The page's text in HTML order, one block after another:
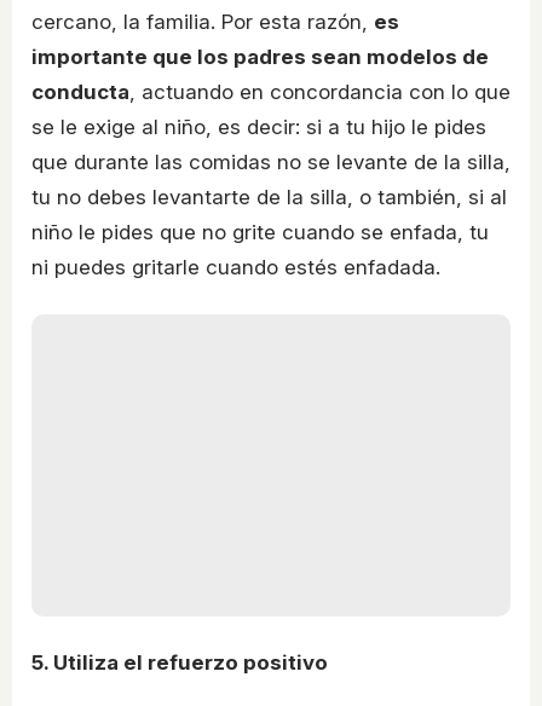
cercano, la familia. Por esta razón, es
importante que los padres sean modelos de
conducta , actuando en concordancia con lo que
se le exige al niño, es decir: si a tu hijo le pides
que durante las comidas no se levante de la silla,
tu no debes levantarte de la silla, o también, si al
niño le pides que no grite cuando se enfada, tu
ni puedes gritarle cuando estés enfadada.
5. Utiliza el refuerzo positivo